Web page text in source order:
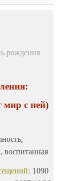
рождения
мир с ней)
воспитанная
и
1090